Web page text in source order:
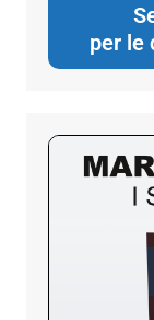
per le